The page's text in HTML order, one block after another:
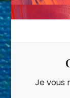
Je vous